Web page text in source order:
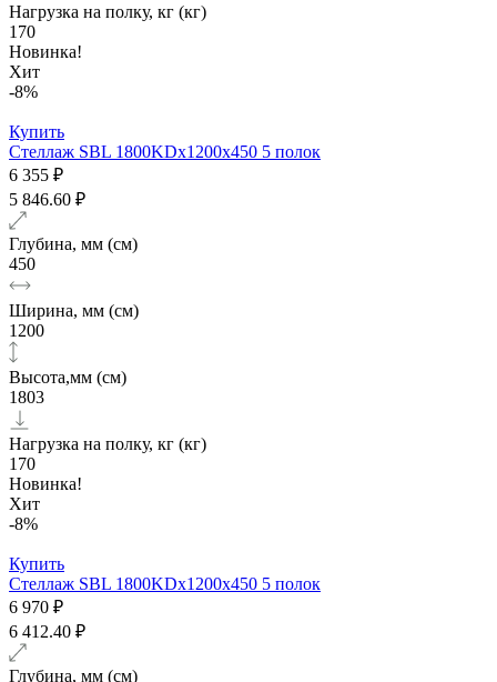
Нагрузка на полку, кг (кг)
170
Новинка!
Хит
-8%
Купить
Стеллаж SBL 1800KDх1200x450 5 полок
6 355 ₽
5 846.60 ₽
Глубина, мм (см)
450
Ширина, мм (см)
1200
Высота,мм (см)
1803
Нагрузка на полку, кг (кг)
170
Новинка!
Хит
-8%
Купить
Стеллаж SBL 1800KDх1200x450 5 полок
6 970 ₽
6 412.40 ₽
Глубина, мм (см)